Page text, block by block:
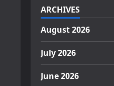
ARCHIVES
August 2026
July 2026
June 2026